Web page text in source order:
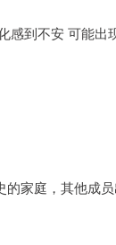
感到不安 可能出
家庭，其他成